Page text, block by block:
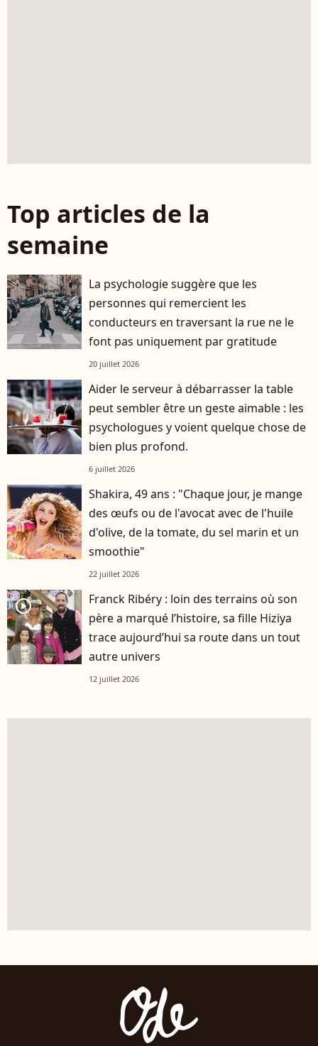
Top articles de la
semaine
La psychologie suggère que les
personnes qui remercient les
conducteurs en traversant la rue ne le
font pas uniquement par gratitude
20 juillet 2026
Aider le serveur à débarrasser la table
peut sembler être un geste aimable : les
psychologues y voient quelque chose de
bien plus profond.
6 juillet 2026
Shakira, 49 ans : "Chaque jour, je mange
des œufs ou de l'avocat avec de l'huile
d'olive, de la tomate, du sel marin et un
smoothie"
22 juillet 2026
player2
Franck Ribéry : loin des terrains où son
père a marqué l’histoire, sa fille Hiziya
trace aujourd’hui sa route dans un tout
autre univers
12 juillet 2026